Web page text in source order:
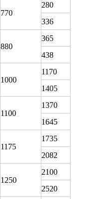
770
280
336
880
365
438
1000
1170
1405
1100
1370
1645
1175
1735
2082
1250
2100
2520